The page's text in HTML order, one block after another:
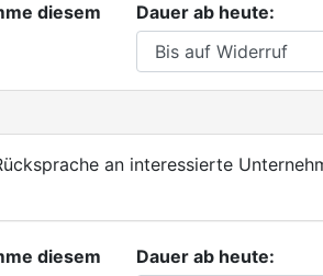
diesem
Dauer ab heute:
an interessierte
diesem
Dauer ab heute: